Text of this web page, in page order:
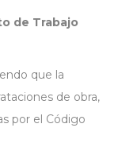
de Trabajo
que la
de obra,
por el Código